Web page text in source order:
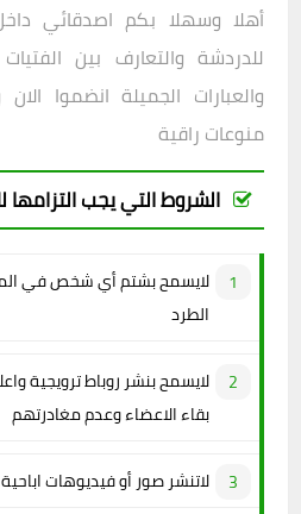
أهلا وسهلا بكم اصدقائي
للدردشة والتعارف بين
والعبارات الجميلة انضموا
منوعات راقية
الشروط التي يجب التزامها
لايسمح بشتم أي شخص في
الطرد
لايسمح بنشر روباط ترويجية
بقاء الاعضاء وعدم مغادرتهم
لاتنشر صور أو فيديوهات